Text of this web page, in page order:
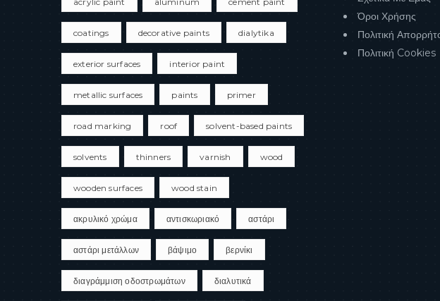
coatings decorative paints dialytika
exterior surfaces interior paint
metallic surfaces paints primer
road marking roof solvent-based paints
solvents thinners varnish wood
wooden surfaces wood stain
ακρυλικό χρώμα αντισκωριακό αστάρι
αστάρι μετάλλων βάψιμο βερνίκι
διαγράμμιση οδοστρωμάτων διαλυτικά
Όροι Χρήσης
Πολιτική
Πολιτική Cookies